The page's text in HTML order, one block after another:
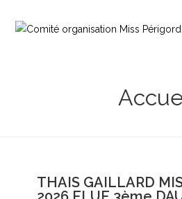
THAIS GAILLARD